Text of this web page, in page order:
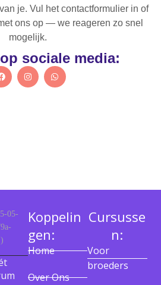
je. Vul het contactformulier in of
ons op — we reageren zo snel
mogelijk.
sociale media:
Koppelin
gen:
Home
Over Ons
Cursusse
n:
Voor
broeders